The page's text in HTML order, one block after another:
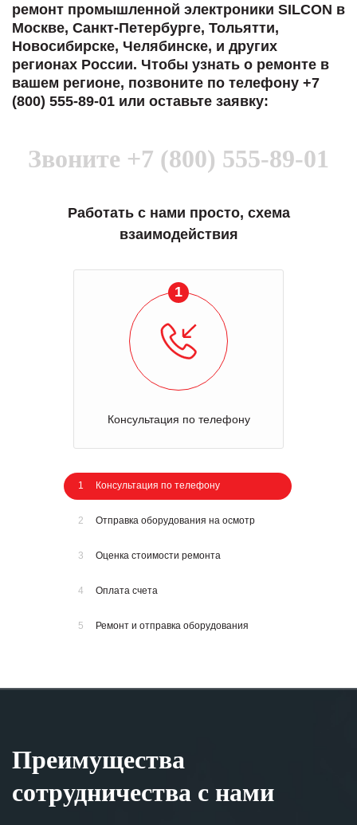
ремонт промышленной электроники SILCON в
Москве, Санкт-Петербурге, Тольятти,
Новосибирске, Челябинске, и других
регионах России. Чтобы узнать о ремонте в
вашем регионе, позвоните по телефону +7
(800) 555-89-01 или оставьте заявку:
Звоните +7 (800) 555-89-01
Работать с нами просто, схема
взаимодействия
1
Консультация по телефону
1 Консультация по телефону
2 Отправка оборудования на осмотр
3 Оценка стоимости ремонта
4 Оплата счета
5 Ремонт и отправка оборудования
Преимущества
сотрудничества с нами